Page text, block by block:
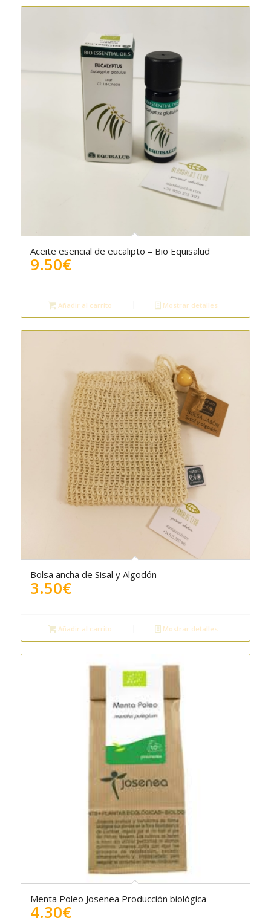
Aceite esencial de eucalipto – Bio Equisalud
9.50€
Añadir al carrito Mostrar detalles
Bolsa ancha de Sisal y Algodón
3.50€
Añadir al carrito Mostrar detalles
5.00
Menta Poleo Josenea Producción biológica
4.30€